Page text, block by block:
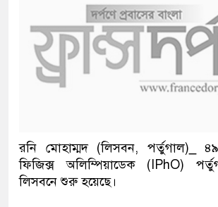
রনি মোহাম্মদ (লিসবন, পর্তুগাল)_
ফিজিক্স অলিম্পিয়াডেক (IPhO)
লিসবনে শুরু হয়েছে।